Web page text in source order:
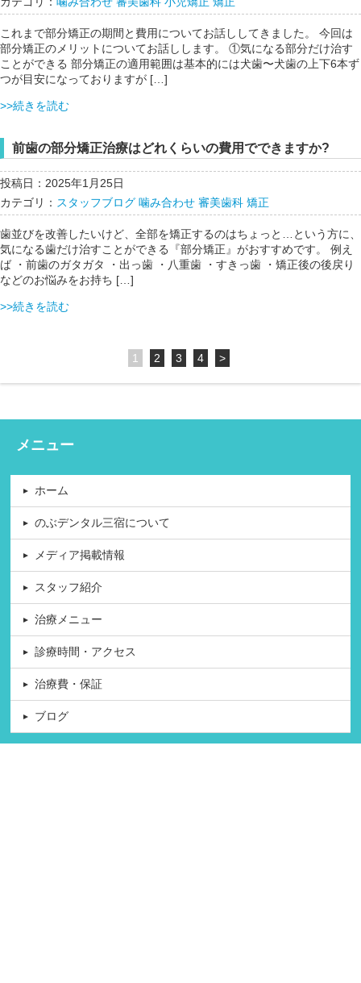
これまで部分矯正の期間と費用についてお話ししてきました。 今回は
部分矯正のメリットについてお話しします。 ①気になる部分だけ治す
ことができる 部分矯正の適用範囲は基本的には犬歯〜犬歯の上下6本ず
つが目安になっておりますが […]
>>続きを読む
前歯の部分矯正治療はどれくらいの費用でできますか?
投稿日：2025年1月25日
カテゴリ： スタッフブログ 噛み合わせ 審美歯科 矯正
歯並びを改善したいけど、全部を矯正するのはちょっと…という方に、
気になる歯だけ治すことができる『部分矯正』がおすすめです。 例え
ば ・前歯のガタガタ ・出っ歯 ・八重歯 ・すきっ歯 ・矯正後の後戻り
などのお悩みをお持ち […]
>>続きを読む
1 2 3 4 >
メニュー
ホーム
のぶデンタル三宿について
メディア掲載情報
スタッフ紹介
治療メニュー
診療時間・アクセス
治療費・保証
ブログ